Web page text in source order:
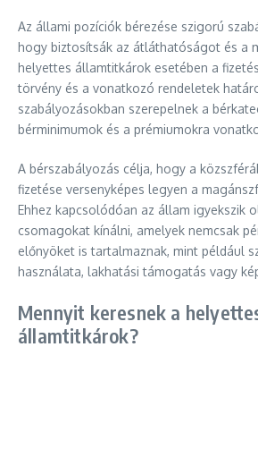
Az állami pozíciók bérezése szigorú
hogy biztosítsák az átláthatóságot és a
helyettes államtitkárok esetében a
törvény és a vonatkozó rendeletek
szabályozásokban szerepelnek a
bérminimumok és a prémiumokra
A bérszabályozás célja, hogy a
fizetése versenyképes legyen a
Ehhez kapcsolódóan az állam igyekszik
csomagokat kínálni, amelyek nemcsak
előnyöket is tartalmaznak, mint például
használata, lakhatási támogatás vagy
Mennyit keresnek a
államtitkárok?